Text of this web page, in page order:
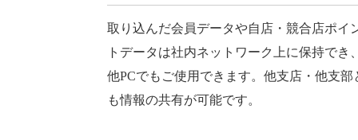
取り込んだ会員データや自店・競合店ポイ
トデータは社内ネットワーク上に保持でき
他PCでもご使用できます。他支店・他支部
も情報の共有が可能です。